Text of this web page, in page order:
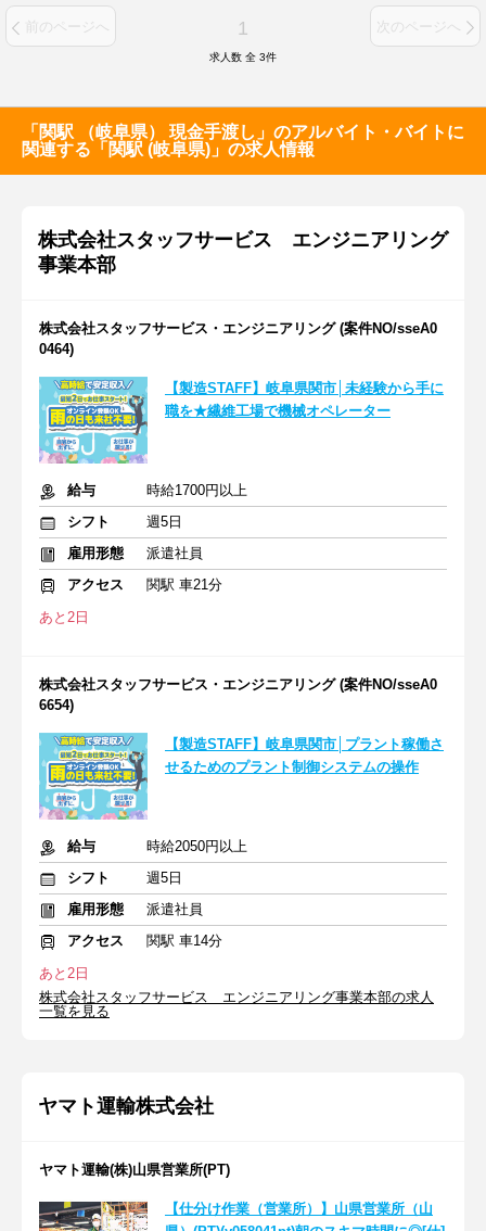
前のページへ 1 次のページへ
求人数 全 3件
「関駅 （岐阜県） 現金手渡し」のアルバイト・バイトに
関連する「関駅 (岐阜県)」の求人情報
株式会社スタッフサービス エンジニアリング
事業本部
株式会社スタッフサービス・エンジニアリング (案件NO/sseA0
0464)
【製造STAFF】岐阜県関市│未経験から手に
職を★繊維工場で機械オペレーター
給与
時給1700円以上
シフト
週5日
雇用形態
派遣社員
アクセス
関駅 車21分
あと2日
株式会社スタッフサービス・エンジニアリング (案件NO/sseA0
6654)
【製造STAFF】岐阜県関市│プラント稼働さ
せるためのプラント制御システムの操作
給与
時給2050円以上
シフト
週5日
雇用形態
派遣社員
アクセス
関駅 車14分
あと2日
株式会社スタッフサービス エンジニアリング事業本部の求人
一覧を見る
ヤマト運輸株式会社
ヤマト運輸(株)山県営業所(PT)
【仕分け作業（営業所）】山県営業所（山